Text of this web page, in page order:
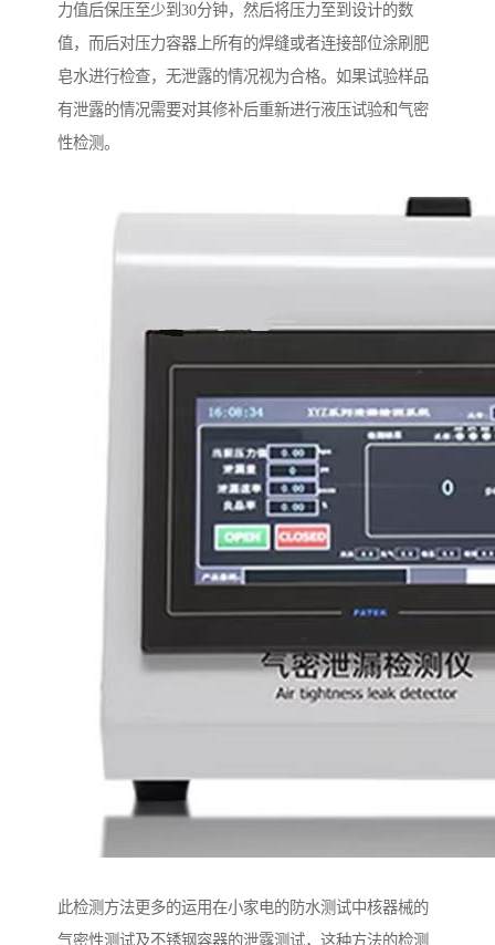
力值后保压至少到30分钟，然后将压力至到设计的数
值，而后对压力容器上所有的焊缝或者连接部位涂刷肥
皂水进行检查，无泄露的情况视为合格。如果试验样品
有泄露的情况需要对其修补后重新进行液压试验和气密
性检测。
此检测方法更多的运用在小家电的防水测试中核器械的
气密性测试及不锈钢容器的泄露测试，这种方法的检测